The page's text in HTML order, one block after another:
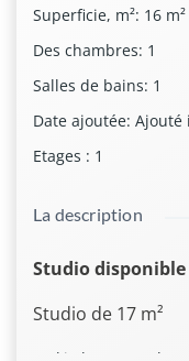
Superficie, m²: 16 m²
Des chambres: 1
Salles de bains: 1
Date ajoutée: Ajouté
Etages : 1
La description
Studio
Studio de 17 m²